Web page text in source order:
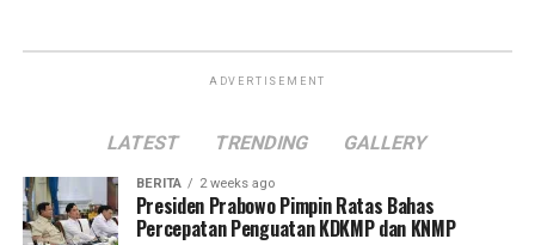
ADVERTISEMENT
LATEST TRENDING GALLERY
BERITA 2 weeks ago
Presiden Prabowo Pimpin Ratas Bahas
Percepatan Penguatan KDKMP dan KNMP